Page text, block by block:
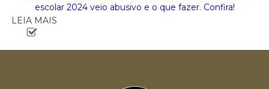
escolar 2024 veio abusivo e o que fazer. Confira!
LEIA MAIS